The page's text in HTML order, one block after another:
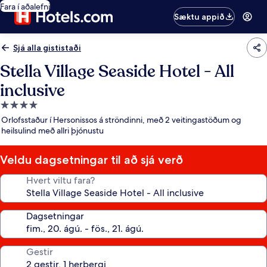
Fara í aðalefni
Sæktu appið
Sjá alla gististaði
Stella Village Seaside Hotel - All
inclusive
4.0
stjörnu
gististaður
Orlofsstaður í Hersonissos á ströndinni, með 2 veitingastöðum og
heilsulind með allri þjónustu
Veldu dagsetningar til að sjá verð
Hvert viltu fara?
Dagsetningar
Gestir